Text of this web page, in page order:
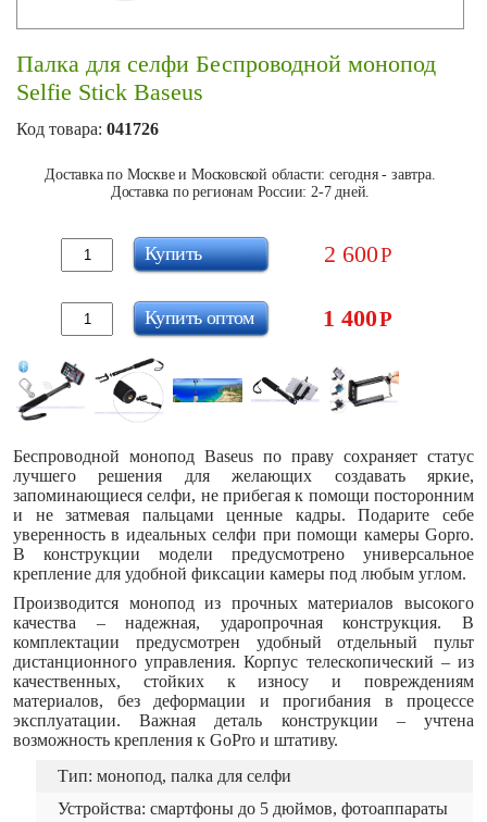
Палка для селфи Беспроводной монопод
Selfie Stick Baseus
Код товара: 041726
Доставка по Москве и Московской области: сегодня - завтра.
Доставка по регионам России: 2-7 дней.
2 600Р
Купить
1 400Р
Купить оптом
Беспроводной монопод Baseus по праву сохраняет статус
лучшего решения для желающих создавать яркие,
запоминающиеся селфи, не прибегая к помощи посторонним
и не затмевая пальцами ценные кадры. Подарите себе
уверенность в идеальных селфи при помощи камеры Gopro.
В конструкции модели предусмотрено универсальное
крепление для удобной фиксации камеры под любым углом.
Производится монопод из прочных материалов высокого
качества – надежная, ударопрочная конструкция. В
комплектации предусмотрен удобный отдельный пульт
дистанционного управления. Корпус телескопический – из
качественных, стойких к износу и повреждениям
материалов, без деформации и прогибания в процессе
эксплуатации. Важная деталь конструкции – учтена
возможность крепления к GoPro и штативу.
Тип: монопод, палка для селфи
Устройства: смартфоны до 5 дюймов, фотоаппараты